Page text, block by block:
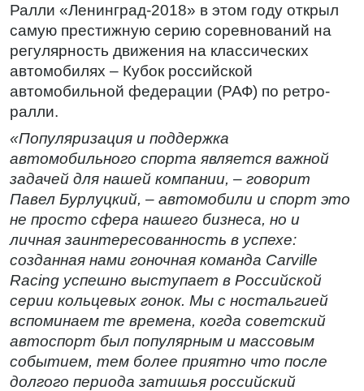
Ралли «Ленинград-2018» в этом году открыл
самую престижную серию соревнований на
регулярность движения на классических
автомобилях – Кубок российской
автомобильной федерации (РАФ) по ретро-
ралли.
«Популяризация и поддержка
автомобильного спорта является важной
задачей для нашей компании, – говорит
Павел Бурлуцкий, – автомобили и спорт это
не просто сфера нашего бизнеса, но и
личная заинтересованность в успехе:
созданная нами гоночная команда Carville
Racing успешно выступает в Российской
серии кольцевых гонок. Мы с ностальгией
вспоминаем те времена, когда советский
автоспорт был популярным и массовым
событием, тем более приятно что после
долгого периода затишья российский